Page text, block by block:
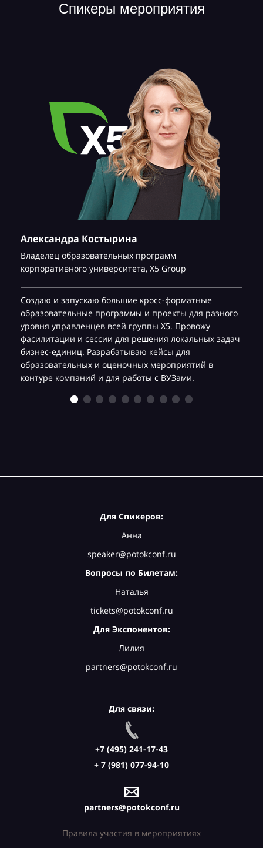
Спикеры мероприятия
Александра Костырина
Владелец образовательных программ
корпоративного университета, Х5 Group
Создаю и запускаю большие кросс-форматные
образовательные программы и проекты для разного
уровня управленцев всей группы Х5. Провожу
фасилитации и сессии для решения локальных задач
бизнес-единиц. Разрабатываю кейсы для
образовательных и оценочных мероприятий в
контуре компаний и для работы с ВУЗами.
Для Спикеров:
Анна
speaker@potokconf.ru
Вопросы по Билетам:
Наталья
tickets@potokconf.ru
Для Экспонентов:
Лилия
partners@potokconf.ru
Для связи:
+7 (495) 241-17-43
+ 7 (981) 077-94-10
partners@potokconf.ru
Правила участия в мероприятиях